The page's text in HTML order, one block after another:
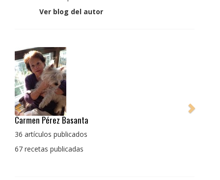
Ver blog del autor
Pedro Manuel Collado Cruz
La cocina para mi es producto bien tratado sin
con un toque diferente